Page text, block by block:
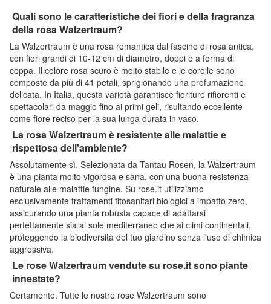
Quali sono le caratteristiche dei fiori e della fragranza
della rosa Walzertraum?
La Walzertraum è una rosa romantica dal fascino di rosa antica,
con fiori grandi di 10-12 cm di diametro, doppi e a forma di
coppa. Il colore rosa scuro è molto stabile e le corolle sono
composte da più di 41 petali, sprigionando una profumazione
delicata. In Italia, questa varietà garantisce fioriture rifiorenti e
spettacolari da maggio fino ai primi geli, risultando eccellente
come fiore reciso per la sua lunga durata in vaso.
La rosa Walzertraum è resistente alle malattie e
rispettosa dell'ambiente?
Assolutamente sì. Selezionata da Tantau Rosen, la Walzertraum
è una pianta molto vigorosa e sana, con una buona resistenza
naturale alle malattie fungine. Su rose.it utilizziamo
esclusivamente trattamenti fitosanitari biologici a impatto zero,
assicurando una pianta robusta capace di adattarsi
perfettamente sia al sole mediterraneo che ai climi continentali,
proteggendo la biodiversità del tuo giardino senza l'uso di chimica
aggressiva.
Le rose Walzertraum vendute su rose.it sono piante
innestate?
Certamente. Tutte le nostre rose Walzertraum sono